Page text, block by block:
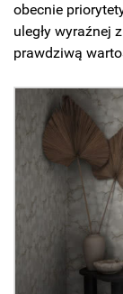
obecnie
uległy wyraźnej
prawdziwą